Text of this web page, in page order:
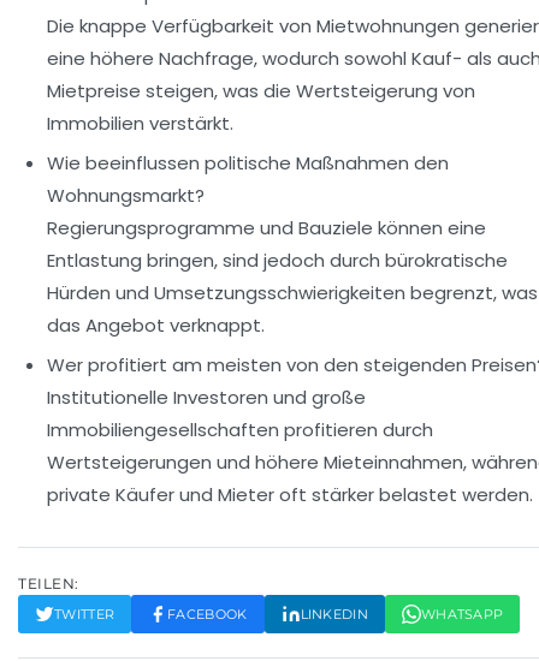
Die knappe Verfügbarkeit von Mietwohnungen
eine höhere Nachfrage, wodurch sowohl Kauf- als
Mietpreise steigen, was die Wertsteigerung von
Immobilien verstärkt.
Wie beeinflussen politische Maßnahmen den
Wohnungsmarkt?
Regierungsprogramme und Bauziele können eine
Entlastung bringen, sind jedoch durch bürokratische
Hürden und Umsetzungsschwierigkeiten begrenzt, was
das Angebot verknappt.
Wer profitiert am meisten von den steigenden
Institutionelle Investoren und große
Immobiliengesellschaften profitieren durch
Wertsteigerungen und höhere Mieteinnahmen,
private Käufer und Mieter oft stärker belastet werden.
TEILEN:
TWITTER FACEBOOK LINKEDIN WHATSAPP